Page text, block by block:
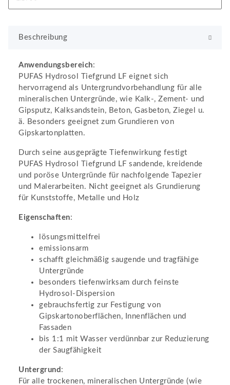
Beschreibung
Anwendungsbereich:
PUFAS Hydrosol Tiefgrund LF eignet sich
hervorragend als Untergrundvorbehandlung für alle
mineralischen Untergründe, wie Kalk-, Zement- und
Gipsputz, Kalksandstein, Beton, Gasbeton, Ziegel u.
ä. Besonders geeignet zum Grundieren von
Gipskartonplatten.
Durch seine ausgeprägte Tiefenwirkung festigt
PUFAS Hydrosol Tiefgrund LF sandende, kreidende
und poröse Untergründe für nachfolgende Tapezier
und Malerarbeiten. Nicht geeignet als Grundierung
für Kunststoffe, Metalle und Holz
Eigenschaften:
lösungsmittelfrei
emissionsarm
schafft gleichmäßig saugende und tragfähige
Untergründe
besonders tiefenwirksam durch feinste
Hydrosol-Dispersion
gebrauchsfertig zur Festigung von
Gipskartonoberflächen, Innenflächen und
Fassaden
bis 1:1 mit Wasser verdünnbar zur Reduzierung
der Saugfähigkeit
Untergrund :
Für alle trockenen, mineralischen Untergründe (wie